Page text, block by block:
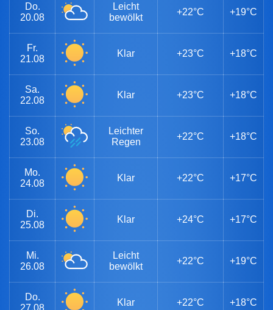
Do.
20.08
Leicht
bewölkt
+22°C +19°C
Fr.
21.08
Klar +23°C +18°C
Sa.
22.08
Klar +23°C +18°C
So.
23.08
Leichter
Regen
+22°C +18°C
Mo.
24.08
Klar +22°C +17°C
Di.
25.08
Klar +24°C +17°C
Mi.
26.08
Leicht
bewölkt
+22°C +19°C
Do.
27.08
Klar +22°C +18°C